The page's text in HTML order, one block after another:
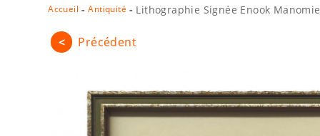
Accueil - Antiquité - Lithographie Signée Enook
< Précédent